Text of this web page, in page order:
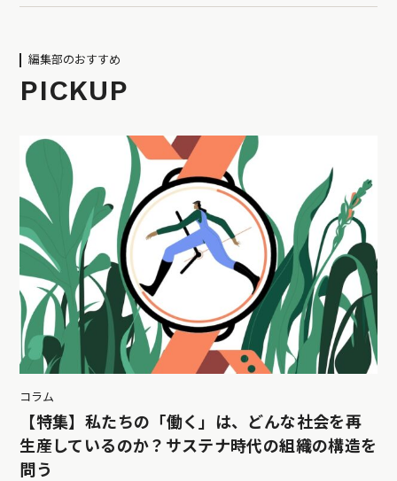
編集部のおすすめ
PICKUP
コラム
【特集】私たちの「働く」は、どんな社会を再
生産しているのか？サステナ時代の組織の構造を
問う